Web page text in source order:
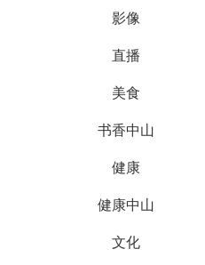
影像
直播
美食
书香中山
健康
健康中山
文化